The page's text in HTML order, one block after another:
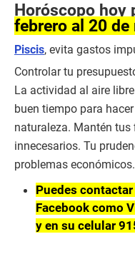
Horóscopo hoy
febrero al 20 de
Piscis, evita gastos
Controlar tu
La actividad al aire
buen tiempo para
naturaleza. Mantén tus
innecesarios. Tu
problemas económicos.
Puedes
Facebook como
y en su celular